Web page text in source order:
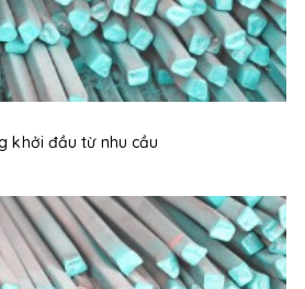
khởi đầu từ nhu cầu